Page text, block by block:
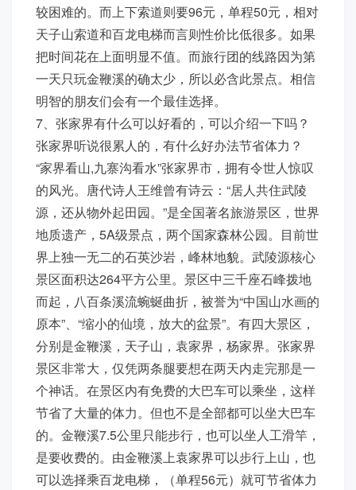
较困难的。而上下索道则要96元，单程50元，相对
天子山索道和百龙电梯而言则性价比低很多。如果
把时间花在上面明显不值。而旅行团的线路因为第
一天只玩金鞭溪的确太少，所以必含此景点。相信
明智的朋友们会有一个最佳选择。
7、张家界有什么可以好看的，可以介绍一下吗？
张家界听说很累人的，有什么好办法节省体力？
“家界看山,九寨沟看水”张家界市，拥有令世人惊叹
的风光。唐代诗人王维曾有诗云：“居人共住武陵
源，还从物外起田园。”是全国著名旅游景区，世界
地质遗产，5A级景点，两个国家森林公园。目前世
界上独一无二的石英沙岩，峰林地貌。武陵源核心
景区面积达264平方公里。景区中三千座石峰拨地
而起，八百条溪流蜿蜒曲折，被誉为“中国山水画的
原本”、“缩小的仙境，放大的盆景”。有四大景区，
分别是金鞭溪，天子山，袁家界，杨家界。张家界
景区非常大，仅凭两条腿要想在两天内走完那是一
个神话。在景区内有免费的大巴车可以乘坐，这样
节省了大量的体力。但也不是全部都可以坐大巴车
的。金鞭溪7.5公里只能步行，也可以坐人工滑竿，
是要收费的。由金鞭溪上袁家界可以步行上山，也
可以选择乘百龙电梯，（单程56元）就可节省体力